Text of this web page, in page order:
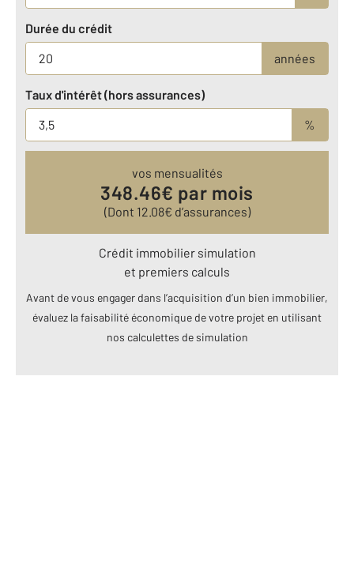
Durée du crédit
années
Taux d'intérêt (hors assurances)
%
vos mensualités
348.46€ par mois
(Dont 12.08€ d’assurances)
Crédit immobilier simulation
et premiers calculs
Avant de vous engager dans l’acquisition d’un bien immobilier,
évaluez la faisabilité économique de votre projet en utilisant
nos calculettes de simulation